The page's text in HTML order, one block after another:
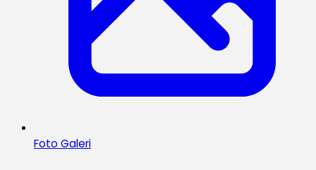
Foto Galeri